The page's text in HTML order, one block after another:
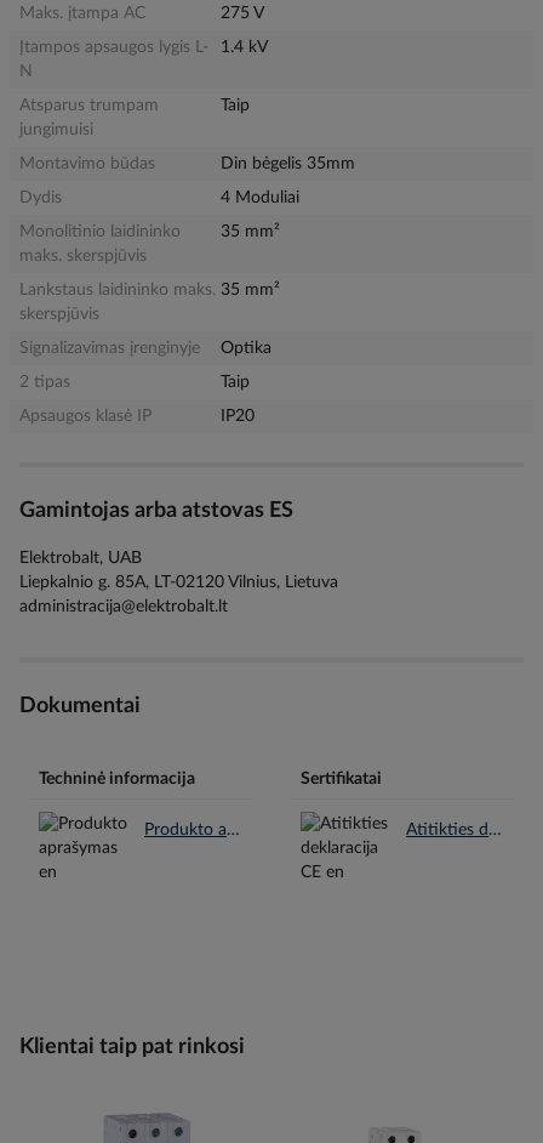
Maks. įtampa AC
275 V
Įtampos apsaugos lygis L-
N
1.4 kV
Atsparus trumpam
jungimuisi
Taip
Montavimo būdas
Din bėgelis 35mm
Dydis
4 Moduliai
Monolitinio laidininko
maks. skerspjūvis
35 mm²
Lankstaus laidininko maks.
skerspjūvis
35 mm²
Signalizavimas įrenginyje
Optika
2 tipas
Taip
Apsaugos klasė IP
IP20
Gamintojas arba atstovas ES
Elektrobalt, UAB
Liepkalnio g. 85A, LT-02120 Vilnius, Lietuva
administracija@elektrobalt.lt
Dokumentai
Techninė informacija
Produkto aprašymas en.pdf
Sertifikatai
Atitikties deklaracija CE en.pdf
Klientai taip pat rinkosi